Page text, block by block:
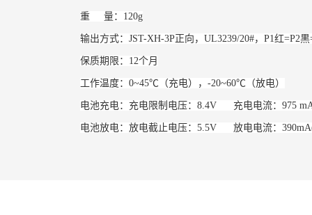
重 量：120g
输出方式：JST-XH-3P正向，UL3239/20#，P1红=P2
保质期限：12个月
工作温度：0~45℃（充电），-20~60℃（放电）
电池充电：充电限制电压：8.4V 充电电流：975
电池放电：放电截止电压：5.5V 放电电流：